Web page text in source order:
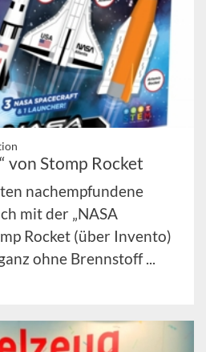
von Stomp Rocket
nachempfundene
mit der „NASA
Rocket (über Invento)
ohne Brennstoff ...